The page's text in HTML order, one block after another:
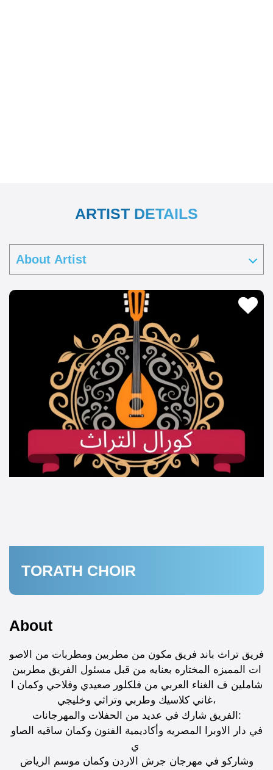
ARTIST DETAILS
TORATH CHOIR
About
فريق تراث باند فريق مكون من مطربين ومطربات من الاصو
ات المميزه المختاره بعنايه من قبل مسئول الفريق مطربين
شاملين ف الغناء العربي من فلكلور صعيدي وفلاحي وكمان ا
غاني كلاسيك وطربي وتراثي وخليجي،
الفريق شارك في عديد من الحفلات والمهرجانات:
في دار الاوبرا المصريه وأكاديمية الفنون وكمان ساقيه الصاو
وشاركو في مهرجان جرش الاردن وكمان موسم الرياض